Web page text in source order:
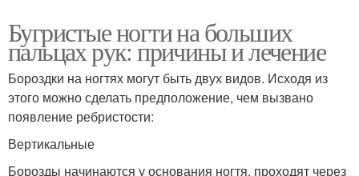
Бугристые ногти на больших
пальцах рук: причины и лечение
Бороздки на ногтях могут быть двух видов. Исходя из
этого можно сделать предположение, чем вызвано
появление ребристости:
Вертикальные
Борозды начинаются у основания ногтя, проходят через